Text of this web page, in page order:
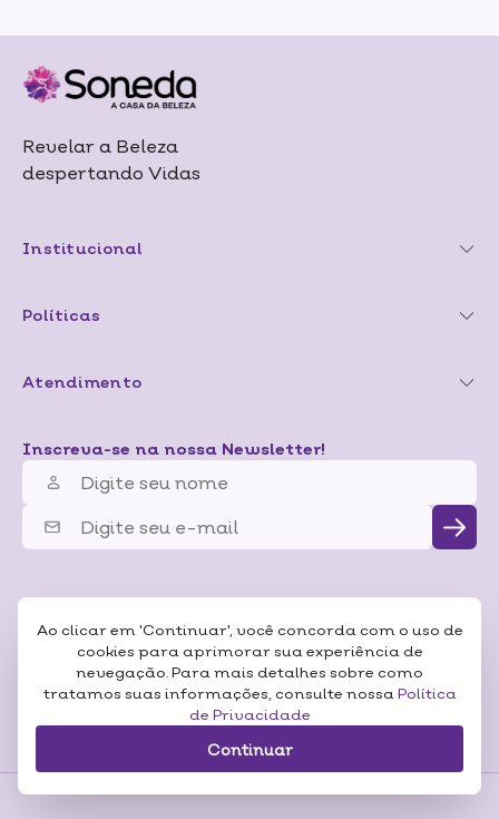
Ao clicar em 'Continuar', você concorda com o uso de
cookies para aprimorar sua experiência de
nevegação. Para mais detalhes sobre como
tratamos suas informações, consulte nossa Política
de Privacidade
Continuar
Revelar a Beleza
despertando Vidas
Institucional
Políticas
Atendimento
Inscreva-se na nossa Newsletter!